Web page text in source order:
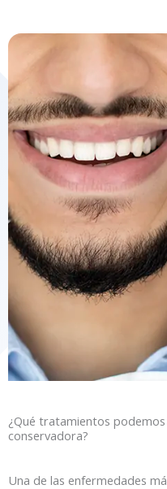
¿Qué tratamientos
conservadora?
Una de las enfermedades